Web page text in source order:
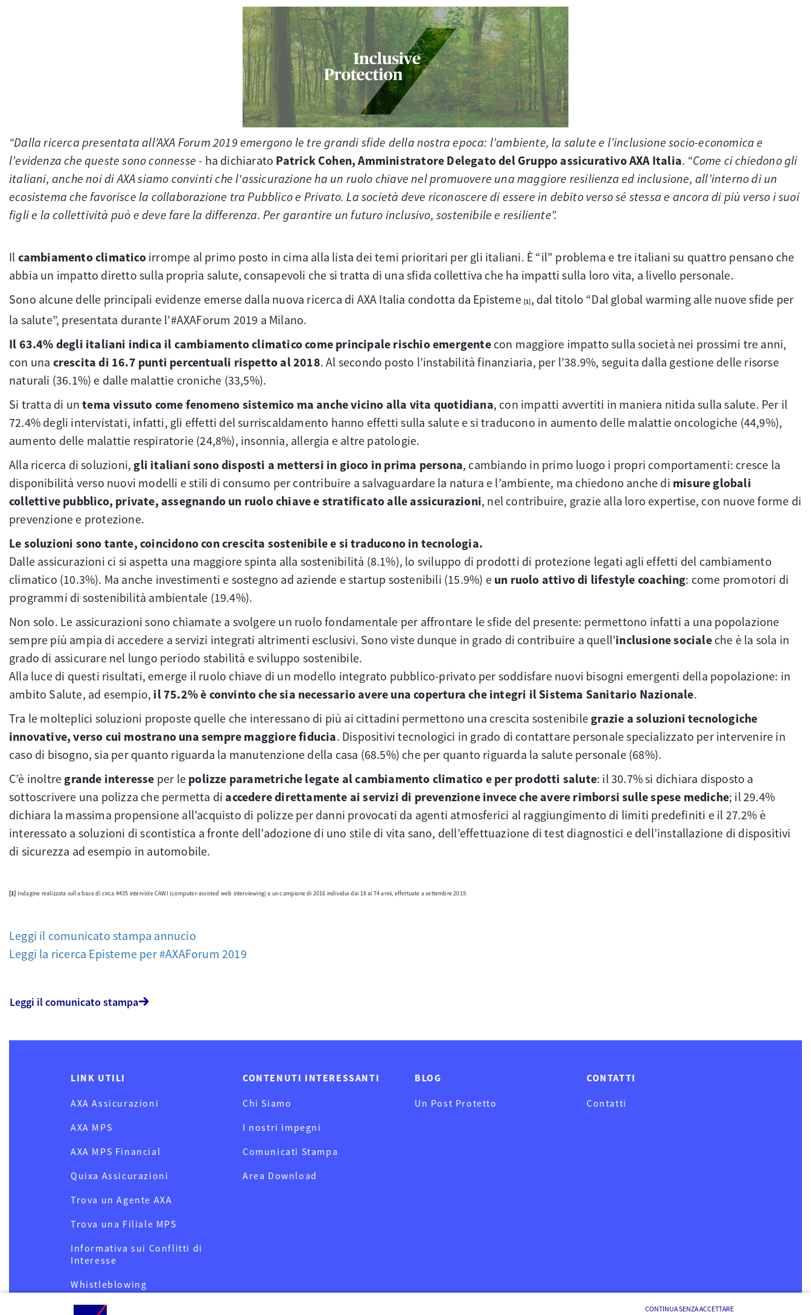
CONTINUA SENZA ACCETTARE
“Dalla ricerca presentata all’AXA Forum 2019 emergono le tre grandi sfide della nostra epoca: l’ambiente, la salute e l’inclusione socio-economica e
l’evidenza che queste sono connesse - ha dichiarato Patrick Cohen, Amministratore Delegato del Gruppo assicurativo AXA Italia. “Come ci chiedono gli
italiani, anche noi di AXA siamo convinti che l'assicurazione ha un ruolo chiave nel promuovere una maggiore resilienza ed inclusione, all’interno di un
ecosistema che favorisce la collaborazione tra Pubblico e Privato. La società deve riconoscere di essere in debito verso sé stessa e ancora di più verso i suoi
figli e la collettività può e deve fare la differenza. Per garantire un futuro inclusivo, sostenibile e resiliente”.
Il cambiamento climaticoirrompe al primo posto in cima alla lista dei temi prioritari per gli italiani. È “il” problema e tre italiani su quattro pensano che
abbia un impatto diretto sulla propria salute, consapevoli che si tratta di una sfida collettiva che ha impatti sulla loro vita, a livello personale.
Sono alcune delle principali evidenze emerse dalla nuova ricerca di AXA Italia condotta da Episteme [1], dal titolo “Dal global warming alle nuove sfide per
la salute”, presentata durante l’#AXAForum 2019 a Milano.
Il 63.4% degli italiani indica il cambiamento climatico come principale rischio emergentecon maggiore impatto sulla società nei prossimi tre anni,
con una crescita di 16.7 punti percentuali rispetto al 2018. Al secondo posto l’instabilità finanziaria, per l’38.9%, seguita dalla gestione delle risorse
naturali (36.1%) e dalle malattie croniche (33,5%).
Si tratta di untema vissuto come fenomeno sistemico ma anche vicino alla vita quotidiana, con impatti avvertiti in maniera nitida sulla salute. Per il
72.4% degli intervistati, infatti, gli effetti del surriscaldamento hanno effetti sulla salute e si traducono in aumento delle malattie oncologiche (44,9%),
aumento delle malattie respiratorie (24,8%), insonnia, allergia e altre patologie.
Alla ricerca di soluzioni, gli italiani sono disposti a mettersi in gioco in prima persona, cambiando in primo luogo i propri comportamenti: cresce la
disponibilità verso nuovi modelli e stili di consumo per contribuire a salvaguardare la natura e l’ambiente, ma chiedono anche di misure globali
collettive pubblico, private, assegnando un ruolo chiave e stratificato alle assicurazioni, nel contribuire, grazie alla loro expertise, con nuove forme di
prevenzione e protezione.
Le soluzioni sono tante, coincidono con crescita sostenibile e si traducono in tecnologia.
Dalle assicurazioni ci si aspetta una maggiore spinta alla sostenibilità (8.1%), lo sviluppo di prodotti di protezione legati agli effetti del cambiamento
climatico (10.3%). Ma anche investimenti e sostegno ad aziende e startup sostenibili (15.9%) e un ruolo attivo di lifestyle coaching: come promotori di
programmi di sostenibilità ambientale (19.4%).
Non solo. Le assicurazioni sono chiamate a svolgere un ruolo fondamentale per affrontare le sfide del presente: permettono infatti a una popolazione
sempre più ampia di accedere a servizi integrati altrimenti esclusivi. Sono viste dunque in grado di contribuire a quell’inclusione socialeche è la sola in
grado di assicurare nel lungo periodo stabilità e sviluppo sostenibile.
Alla luce di questi risultati, emerge il ruolo chiave di un modello integrato pubblico-privato per soddisfare nuovi bisogni emergenti della popolazione: in
ambito Salute, ad esempio, il 75.2% è convinto che sia necessario avere una copertura che integri il Sistema Sanitario Nazionale.
Tra le molteplici soluzioni proposte quelle che interessano di più ai cittadini permettono una crescita sostenibile grazie a soluzioni tecnologiche
innovative, verso cui mostrano una sempre maggiore fiducia. Dispositivi tecnologici in grado di contattare personale specializzato per intervenire in
caso di bisogno, sia per quanto riguarda la manutenzione della casa (68.5%) che per quanto riguarda la salute personale (68%).
C’è inoltre grande interesse per le polizze parametriche legate al cambiamento climatico e per prodotti salute: il 30.7% si dichiara disposto a
sottoscrivere una polizza che permetta di accedere direttamente ai servizi di prevenzione invece che avere rimborsi sulle spese mediche; il 29.4%
dichiara la massima propensione all’acquisto di polizze per danni provocati da agenti atmosferici al raggiungimento di limiti predefiniti e il 27.2% è
interessato a soluzioni di scontistica a fronte dell’adozione di uno stile di vita sano, dell’effettuazione di test diagnostici e dell’installazione di dispositivi
di sicurezza ad esempio in automobile.
[1] Indagine realizzata sulla base di circa 4435 interviste CAWI (computer-assisted web interviewing) a un campione di 2016 individui dai 18 ai 74 anni, effettuate a settembre 2019.
Leggi il comunicato stampa annucio
Leggi la ricerca Episteme per #AXAForum 2019
Leggi il comunicato stampa
LINK UTILI
AXA Assicurazioni
AXA MPS
AXA MPS Financial
Quixa Assicurazioni
Trova un Agente AXA
Trova una Filiale MPS
Informativa sui Conflitti di
Interesse
Whistleblowing
Privacy
CONTENUTI INTERESSANTI
Chi Siamo
I nostri impegni
Comunicati Stampa
Area Download
BLOG
Un Post Protetto
CONTATTI
Contatti